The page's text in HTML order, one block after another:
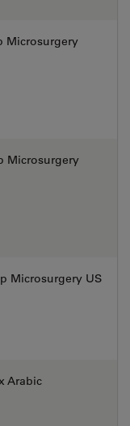
Microsurgery
Microsurgery
Microsurgery US
Arabic